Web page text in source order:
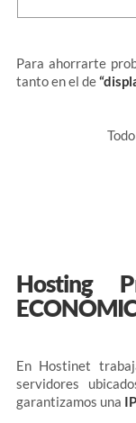
Para ahorrarte
tanto en el de
Hosting
En Hostinet
servidores
garantizamos una